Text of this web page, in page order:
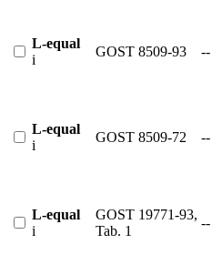
L-equal
i
GOST 8509-93 --
L-equal
i
GOST 8509-72 --
L-equal
i
GOST 19771-93,
Tab. 1
--